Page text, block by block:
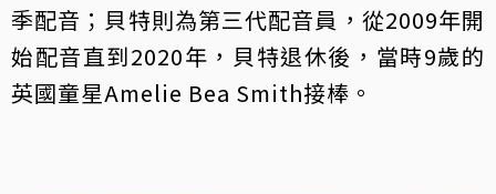
季配音；貝特則為第三代配音員，從2009年開
始配音直到2020年，貝特退休後，當時9歲的
英國童星Amelie Bea Smith接棒。